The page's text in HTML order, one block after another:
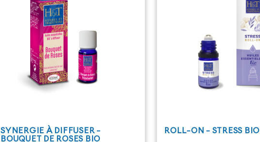
SYNERGIE À DIFFUSER -
BOUQUET DE ROSES BIO
ROLL-ON - STRESS BIO